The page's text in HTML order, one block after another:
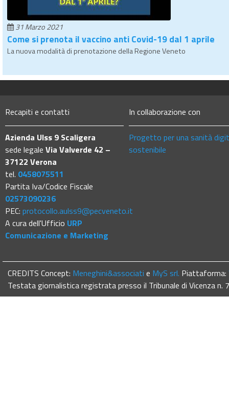
31 Marzo 2021
Come si prenota il vaccino anti Covid-19 dal 1 aprile
La nuova modalità di prenotazione della Regione Veneto
Recapiti e contatti
Azienda Ulss 9 Scaligera
sede legale Via Valverde 42 –
37122 Verona
tel. 0458075511
Partita Iva/Codice Fiscale
02573090236
PEC: protocollo.aulss9@pecveneto.it
A cura dell'Ufficio URP
Comunicazione e Marketing
In collaborazione con
Progetto per una sanità
sostenibile
CREDITS Concept: Meneghini&associati e MyS srl. Piattaforma:
Testata giornalistica registrata presso il Tribunale di Vicenza n.